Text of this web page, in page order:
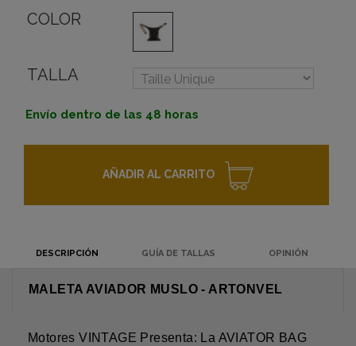
COLOR
TALLA
Envío dentro de las 48 horas
AÑADIR AL CARRITO
DESCRIPCIÓN GUÍA DE TALLAS OPINIÓN
MALETA AVIADOR MUSLO - ARTONVEL
Motores VINTAGE Presenta: La AVIATOR BAG